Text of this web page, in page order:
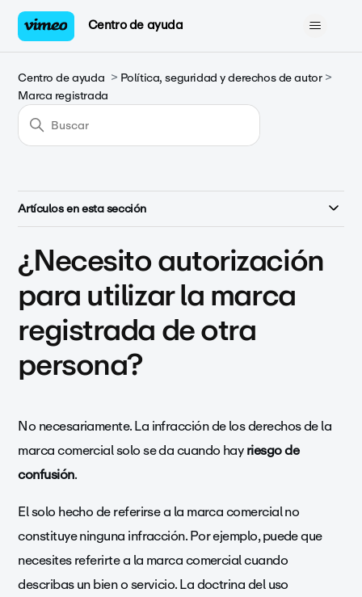
Centro de ayuda
Centro de ayuda
Política, seguridad y derechos de autor
Marca registrada
Artículos en esta sección
¿Necesito autorización
para utilizar la marca
registrada de otra
persona?
No necesariamente. La infracción de los derechos de la
marca comercial solo se da cuando hayriesgo de
confusión.
El solo hecho de referirse a la marca comercial no
constituye ninguna infracción. Por ejemplo, puede que
necesites referirte a la marca comercial cuando
describas un bien o servicio. La doctrina del uso